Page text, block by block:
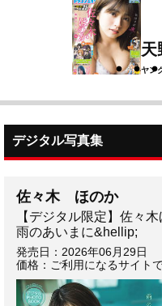
宮
ドラ
デジタル写真集
佐々木 ほのか
【デジタル限定】佐々
雨のあいまに&hellip;
発売日： 2026年06月29日
価格：ご利用になるサイト